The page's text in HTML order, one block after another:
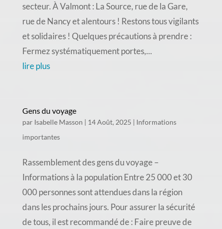
secteur. À Valmont : La Source, rue de la Gare,
rue de Nancy et alentours ! Restons tous vigilants
et solidaires ! Quelques précautions à prendre :
Fermez systématiquement portes,...
lire plus
Gens du voyage
par Isabelle Masson | 14 Août, 2025 | Informations
importantes
Rassemblement des gens du voyage –
Informations à la population Entre 25 000 et 30
000 personnes sont attendues dans la région
dans les prochains jours. Pour assurer la sécurité
de tous, il est recommandé de : Faire preuve de